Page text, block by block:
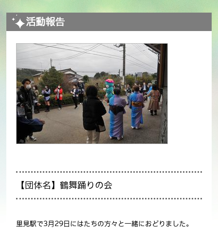
活動報告
【団体名】鶴舞踊りの会
里見駅で3月29日にはたちの方々と一緒におどりました。